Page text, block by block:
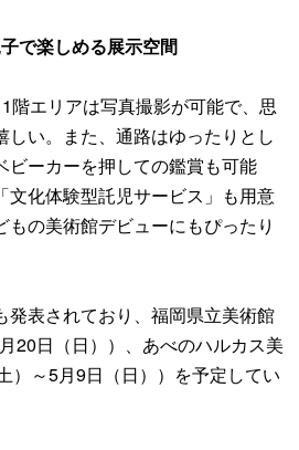
で楽しめる展示空間
階エリアは写真撮影が可能で、思
しい。また、通路はゆったりとし
ビーカーを押しての鑑賞も可能
文化体験型託児サービス」も用意
もの美術館デビューにもぴったり
発表されており、福岡県立美術館
20日（日））、あべのハルカス美
）～5月9日（日））を予定してい